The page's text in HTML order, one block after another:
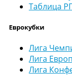
Таблица
Еврокубки
Лига
Лига
Лига